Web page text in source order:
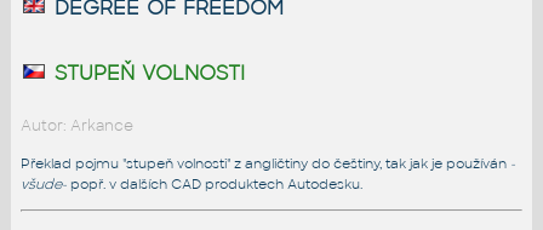
stupeň volnosti
Autor: Arkance
Překlad pojmu "stupeň volnosti" z angličtiny do češtiny, tak jak je používán -
všude-popř. v dalších CAD produktech Autodesku.